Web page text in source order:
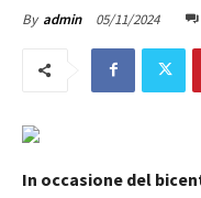
By admin 05/11/2024
In occasione del